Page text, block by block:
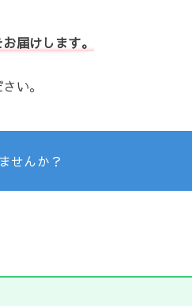
届けします。
い。
せんか？